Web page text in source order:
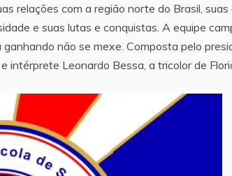
relações com a região norte do Brasil,
e suas lutas e conquistas. A equipe
não se mexe. Composta pelo
intérprete Leonardo Bessa, a tricolor de